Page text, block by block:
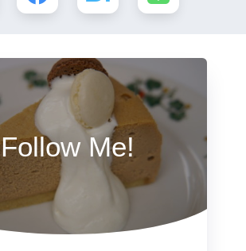
Follow Me!